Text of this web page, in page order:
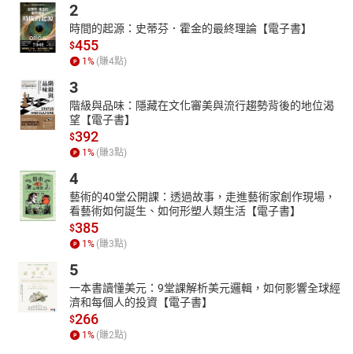
2
時間的起源：史蒂芬．霍金的最終理論【電子書】
$455
1 % (賺4點)
3
階級與品味：隱藏在文化審美與流行趨勢背後的地位渴
望【電子書】
$392
1 % (賺3點)
4
藝術的40堂公開課：透過故事，走進藝術家創作現場，
看藝術如何誕生、如何形塑人類生活【電子書】
$385
1 % (賺3點)
5
一本書讀懂美元：9堂課解析美元邏輯，如何影響全球經
濟和每個人的投資【電子書】
$266
1 % (賺2點)